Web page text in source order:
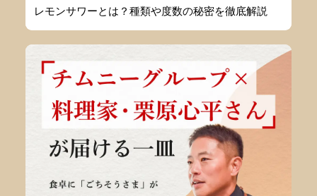
レモンサワーとは？種類や度数の秘密を徹底解説